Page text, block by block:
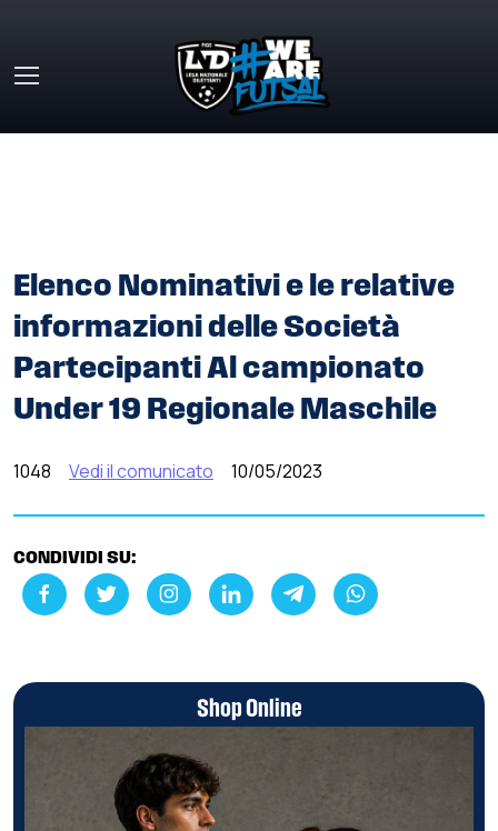
Elenco Nominativi e le relative
informazioni delle Società
Partecipanti Al campionato
Under 19 Regionale Maschile
1048 Vedi il comunicato 10/05/2023
CONDIVIDI SU:
Shop Online